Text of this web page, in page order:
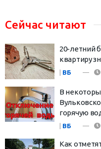
Сейчас читают
20-летний
квартиру
ВБ
В
горячую
| ВБ
Как